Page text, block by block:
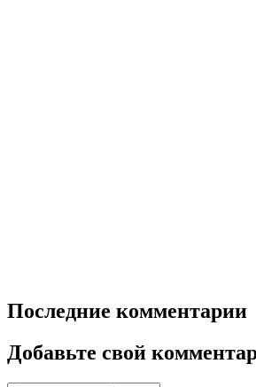
Последние комментарии
Добавьте свой